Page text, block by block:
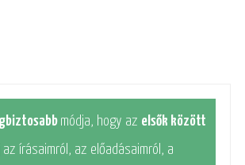
módja, hogy az elsők között
írásaimról, az előadásaimról, a